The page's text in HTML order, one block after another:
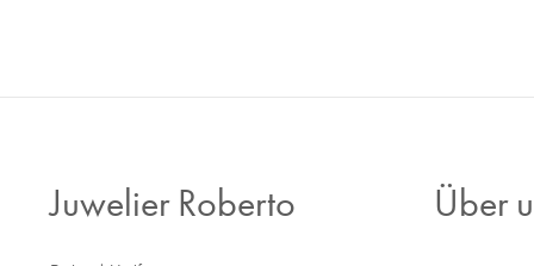
Juwelier Roberto Über